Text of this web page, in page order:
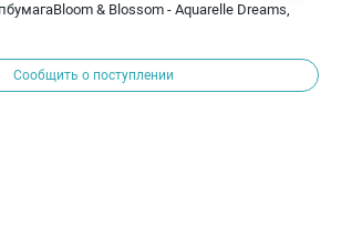
& Blossom - Aquarelle Dreams,
Сообщить о поступлении